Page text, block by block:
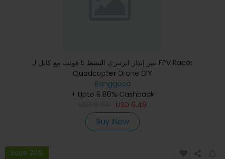
بيبر إنذار الزنبرك النشط 5 فولت مع كابل لـ FPV Racer
Quadcopter Drone DIY
Banggood
+ Upto 9.80% Cashback
USD 6.49
Buy Now
Save 20%